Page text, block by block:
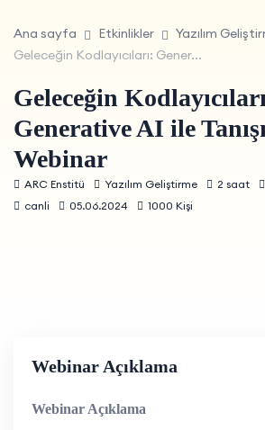
Ana sayfa Etkinlikler
Yazılım
Geleceğin Kodlayıcıları: Gener...
Geleceğin
Generative AI ile
Webinar
ARC Enstitü Yazılım Geliştirme 2 saat
canli
05.06.2024 1000 Kişi
Webinar Açıklama
Webinar Açıklama